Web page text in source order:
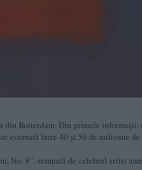
din Rotterdam. Din primele informații,
estimată între 40 și 50 de milioane de
No. 8”, semnată de celebrul artist